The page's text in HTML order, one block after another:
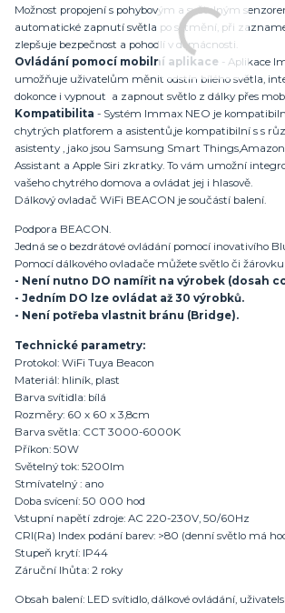
Možnost propojení s pohybovým a světelným
automatické zapnutí světla po setmění, při
zlepšuje bezpečnost a pohodlí v domácnosti.
Ovládání pomocí mobilní aplikace - Aplikace
umožňuje uživatelům měnit odstín bílého světla,
dokonce i vypnout a zapnout světlo z dálky přes
Kompatibilita - Systém Immax NEO je
chytrých platforem a asistentů,je kompatibilní s s
asistenty , jako jsou Samsung Smart Things,Amazon
Assistant a Apple Siri zkratky. To vám umožní
vašeho chytrého domova a ovládat jej i hlasově.
Dálkový ovladač WiFi BEACON je součástí balení.
Podpora BEACON.
Jedná se o bezdrátové ovládání pomocí inovativího
Pomocí dálkového ovladače můžete světlo či
- Není nutno DO namířit na výrobek (dosah
- Jedním DO lze ovládat až 30 výrobků.
- Není potřeba vlastnit bránu (Bridge).
Technické parametry:
Protokol: WiFi Tuya Beacon
Materiál: hliník, plast
Barva svítidla: bílá
Rozměry: 60 x 60 x 3,8cm
Barva světla: CCT 3000-6000K
Příkon: 50W
Světelný tok: 5200lm
Stmívatelný : ano
Doba svícení: 50 000 hod
Vstupní napětí zdroje: AC 220-230V, 50/60Hz
CRI(Ra) Index podání barev: >80 (denní světlo má
Stupeň krytí: IP44
Záruční lhůta: 2 roky
Obsah balení: LED svítidlo, dálkové ovládání,